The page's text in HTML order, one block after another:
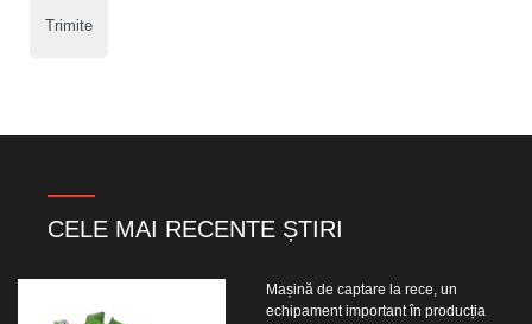
Trimite
CELE MAI RECENTE ȘTIRI
Mașină de captare la rece, un
echipament important în producția